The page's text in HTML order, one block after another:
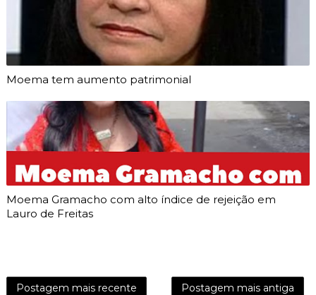
Moema tem aumento patrimonial
Moema Gramacho com alto índice de rejeição em
Lauro de Freitas
Postagem mais recente Postagem mais antiga